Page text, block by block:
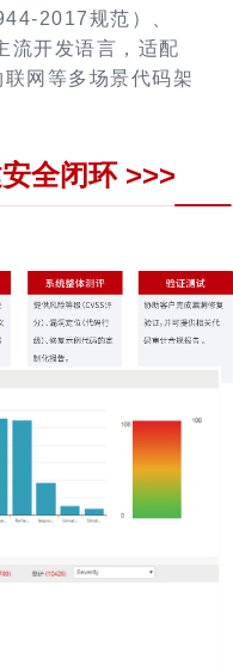
2017规范）、
流开发语言，适配
网等多场景代码架
全闭环 >>>